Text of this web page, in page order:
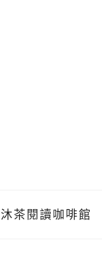
沐茶閱讀咖啡館